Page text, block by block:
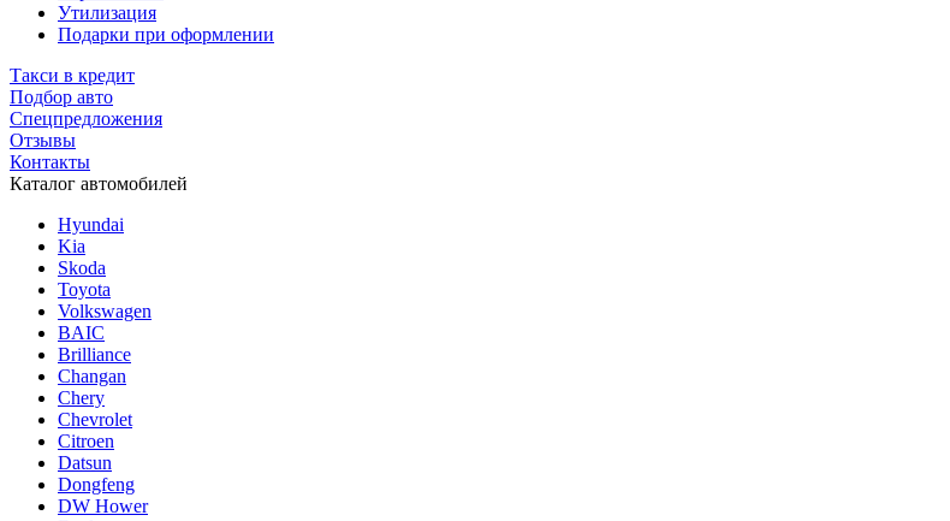
Утилизация
Подарки при оформлении
Такси в кредит
Подбор авто
Спецпредложения
Отзывы
Контакты
Каталог автомобилей
Hyundai
Kia
Skoda
Toyota
Volkswagen
BAIC
Brilliance
Changan
Chery
Chevrolet
Citroen
Datsun
Dongfeng
DW Hower